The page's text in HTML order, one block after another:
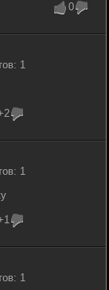
0
1
1
1